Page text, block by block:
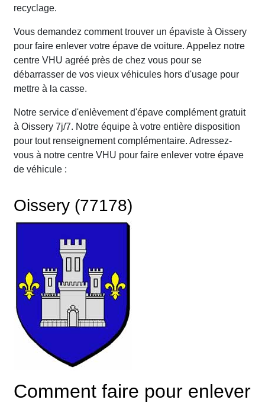
recyclage.
Vous demandez comment trouver un épaviste à Oissery
pour faire enlever votre épave de voiture. Appelez notre
centre VHU agréé près de chez vous pour se
débarrasser de vos vieux véhicules hors d'usage pour
mettre à la casse.
Notre service d'enlèvement d'épave complément gratuit
à Oissery 7j/7. Notre équipe à votre entière disposition
pour tout renseignement complémentaire. Adressez-
vous à notre centre VHU pour faire enlever votre épave
de véhicule :
Oissery (77178)
Comment faire pour enlever